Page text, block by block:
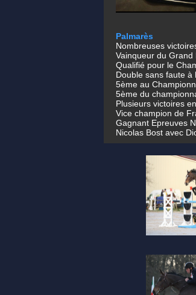
Palmarès
Nombreuses
Vainqueur du
Qualifié pour le
Double sans faute à
5ème au
5ème du
Plusieurs victoires
Vice champion de
Gagnant Epreuves
Nicolas Bost avec